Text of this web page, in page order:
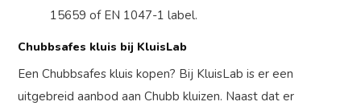
15659 of EN 1047-1 label.
Chubbsafes kluis bij KluisLab
Een Chubbsafes kluis kopen? Bij KluisLab is er een
uitgebreid aanbod aan Chubb kluizen. Naast dat er